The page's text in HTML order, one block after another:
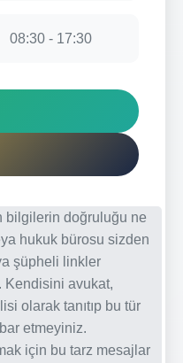
08:30 - 17:30
bilgilerin doğruluğu ne
hukuk bürosu sizden
şüpheli linkler
Kendisini avukat,
olarak tanıtıp bu tür
etmeyiniz.
için bu tarz mesajlar